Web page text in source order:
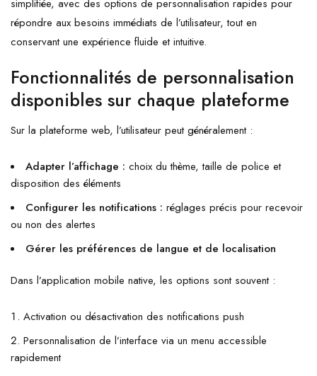
simplifiée, avec des options de personnalisation rapides pour
répondre aux besoins immédiats de l’utilisateur, tout en
conservant une expérience fluide et intuitive.
Fonctionnalités de personnalisation
disponibles sur chaque plateforme
Sur la plateforme web, l’utilisateur peut généralement :
Adapter l’affichage : choix du thème, taille de police et
disposition des éléments
Configurer les notifications : réglages précis pour recevoir
ou non des alertes
Gérer les préférences de langue et de localisation
Dans l’application mobile native, les options sont souvent :
Activation ou désactivation des notifications push
Personnalisation de l’interface via un menu accessible
rapidement